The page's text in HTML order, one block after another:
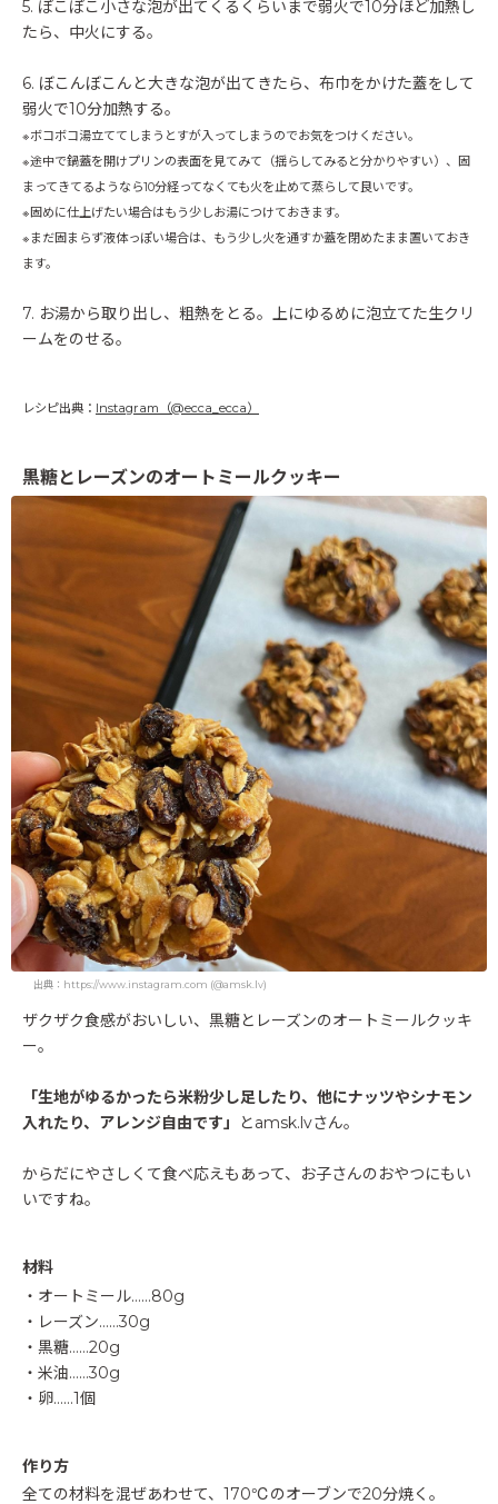
5. ぽこぽこ小さな泡が出てくるくらいまで弱火で10分ほど加熱し
たら、中火にする。
6. ぼこんぼこんと大きな泡が出てきたら、布巾をかけた蓋をして
弱火で10分加熱する。
※ボコボコ湯立ててしまうとすが入ってしまうのでお気をつけください。
※途中で鍋蓋を開けプリンの表面を見てみて（揺らしてみると分かりやすい）、固
まってきてるようなら10分経ってなくても火を止めて蒸らして良いです。
※固めに仕上げたい場合はもう少しお湯につけておきます。
※まだ固まらず液体っぽい場合は、もう少し火を通すか蓋を閉めたまま置いておき
ます。
7. お湯から取り出し、粗熱をとる。上にゆるめに泡立てた生クリ
ームをのせる。
レシピ出典： Instagram（@ecca_ecca）
黒糖とレーズンのオートミールクッキー
出典：https://www.instagram.com (@amsk.lv)
ザクザク食感がおいしい、黒糖とレーズンのオートミールクッキ
ー。
「生地がゆるかったら米粉少し足したり、他にナッツやシナモン
入れたり、アレンジ自由です」
とamsk.lvさん。
からだにやさしくて食べ応えもあって、お子さんのおやつにもい
いですね。
材料
・オートミール……80g
・レーズン……30g
・黒糖……20g
・米油……30g
・卵……1個
作り方
全ての材料を混ぜあわせて、170℃のオーブンで20分焼く。